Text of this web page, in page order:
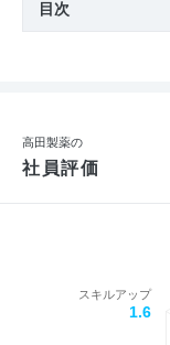
目次
高田製薬の
社員評価
スキルアップ
1.6